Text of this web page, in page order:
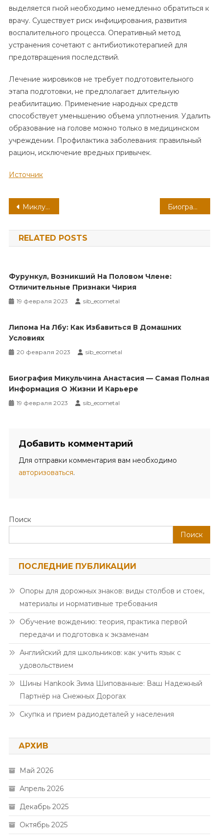
выделяется гной необходимо немедленно обратиться к
врачу. Существует риск инфицирования, развития
воспалительного процесса. Оперативный метод
устранения сочетают с антибиотикотерапией для
предотвращения последствий.
Лечение жировиков не требует подготовительного
этапа подготовки, не предполагает длительную
реабилитацию. Применение народных средств
способствует уменьшению объема уплотнения. Удалить
образование на голове можно только в медицинском
учреждении. Профилактика заболевания: правильный
рацион, исключение вредных привычек.
Источник
Навигация
по
записям
Миклухо-Маклай — удивительная жизнь и настоящее достижение Биография Василия Шукшина — краткая информация о писателе для учебника для учащихся 6 класса
RELATED POSTS
Фурункул, Возникший На Половом Члене:
Отличительные Признаки Чирия
19 февраля 2023 sib_ecometal
Липома На Лбу: Как Избавиться В Домашних
Условиях
20 февраля 2023 sib_ecometal
Биография Микульчина Анастасия — Самая Полная
Информация О Жизни И Карьере
19 февраля 2023 sib_ecometal
Добавить комментарий
Для отправки комментария вам необходимо
авторизоваться.
Поиск
Поиск
ПОСЛЕДНИЕ ПУБЛИКАЦИИ
Опоры для дорожных знаков: виды столбов и стоек,
материалы и нормативные требования
Обучение вождению: теория, практика первой
передачи и подготовка к экзаменам
Английский для школьников: как учить язык с
удовольствием
Шины Hankook Зима Шипованные: Ваш Надежный
Партнёр на Снежных Дорогах
Скупка и прием радиодеталей у населения
АРХИВ
Май 2026
Апрель 2026
Декабрь 2025
Октябрь 2025